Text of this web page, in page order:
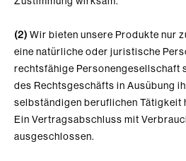
(2) Wir bieten unsere Produkte nur
eine natürliche oder juristische
rechtsfähige Personengesellschaft
des Rechtsgeschäfts in Ausübung
selbständigen beruflichen Tätigkeit
Ein Vertragsabschluss mit
ausgeschlossen.